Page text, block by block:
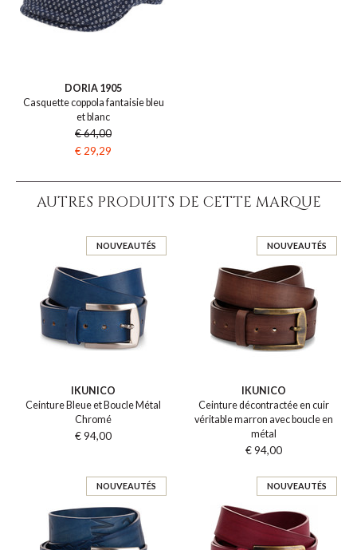
DORIA 1905
Casquette coppola fantaisie bleu
et blanc
€ 64,00
€ 29,29
AUTRES PRODUITS DE CETTE MARQUE
NOUVEAUTÉS
IKUNICO
Ceinture Bleue et Boucle Métal
Chromé
€ 94,00
NOUVEAUTÉS
IKUNICO
Ceinture décontractée en cuir
véritable marron avec boucle en
métal
€ 94,00
NOUVEAUTÉS NOUVEAUTÉS